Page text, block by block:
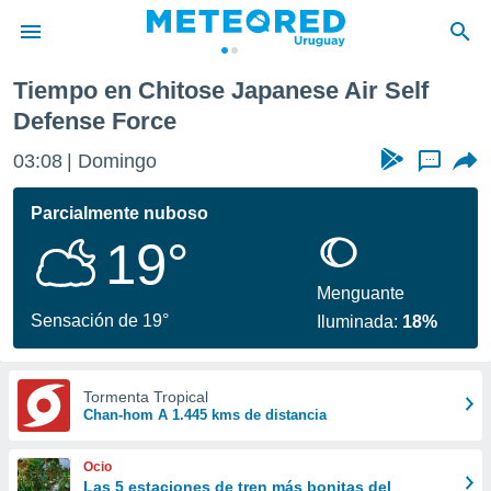
de
por
para
que se
calidad.
las
y
forma
digital
basada
Tiempo en Chitose Japanese Air Self
Defense Force
03:08 Domingo ...
Parcialmente nuboso
19°
Sensación de 19°
Menguante
Iluminada: 18%
Tormenta Tropical
Chan-hom A 1.445 kms de distancia
Ocio
Las 5 estaciones de tren más bonitas del